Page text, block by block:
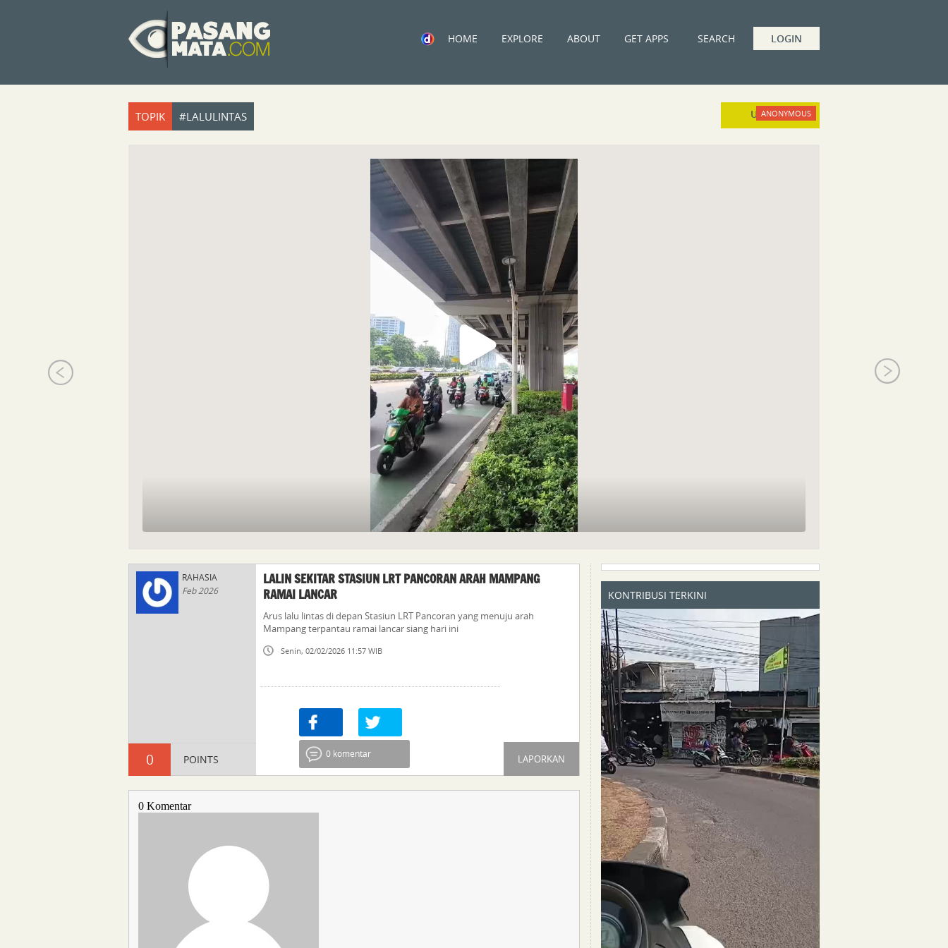
HOME EXPLORE ABOUT GET APPS SEARCH LOGIN
TOPIK #LALULINTAS UPLOAD
RAHASIA
Feb 2026
0 POINTS
LALIN SEKITAR STASIUN LRT PANCORAN ARAH MAMPANG
RAMAI LANCAR
Arus lalu lintas di depan Stasiun LRT Pancoran yang menuju arah
Mampang terpantau ramai lancar siang hari ini
Senin, 02/02/2026 11:57 WIB
Share
0 komentar LAPORKAN
KONTRIBUSI TERKINI
ANONYMOUS